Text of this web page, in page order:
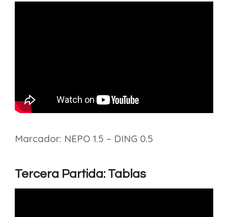
Marcador: NEPO 1.5 – DING 0.5
Tercera Partida: Tablas